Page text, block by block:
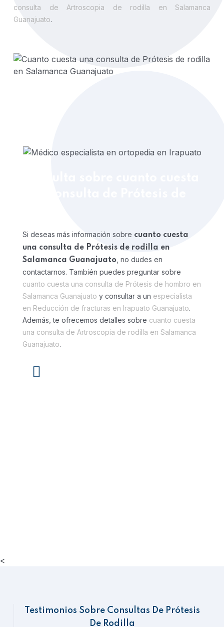
consulta de Artroscopia de rodilla en Salamanca
Guanajuato.
Si deseas más información sobre cuanto cuesta
una consulta de Prótesis de rodilla en
Salamanca Guanajuato , no dudes en
contactarnos. También puedes preguntar sobre
cuanto cuesta una consulta de Prótesis de hombro en
Salamanca Guanajuato y consultar a un especialista
en Reducción de fracturas en Irapuato Guanajuato.
Además, te ofrecemos detalles sobre cuanto cuesta
una consulta de Artroscopia de rodilla en Salamanca
Guanajuato.
<
Testimonios Sobre Consultas De Prótesis
De Rodilla